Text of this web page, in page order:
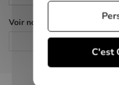
Voir nos autres pages :
Action
C'est